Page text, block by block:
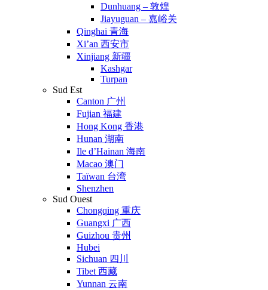
Dunhuang – 敦煌
Jiayuguan – 嘉峪关
Qinghai 青海
Xi’an 西安市
Xinjiang 新疆
Kashgar
Turpan
Sud Est
Canton 广州
Fujian 福建
Hong Kong 香港
Hunan 湖南
Ile d’Hainan 海南
Macao 澳门
Taïwan 台湾
Shenzhen
Sud Ouest
Chongqing 重庆
Guangxi 广西
Guizhou 贵州
Hubei
Sichuan 四川
Tibet 西藏
Yunnan 云南